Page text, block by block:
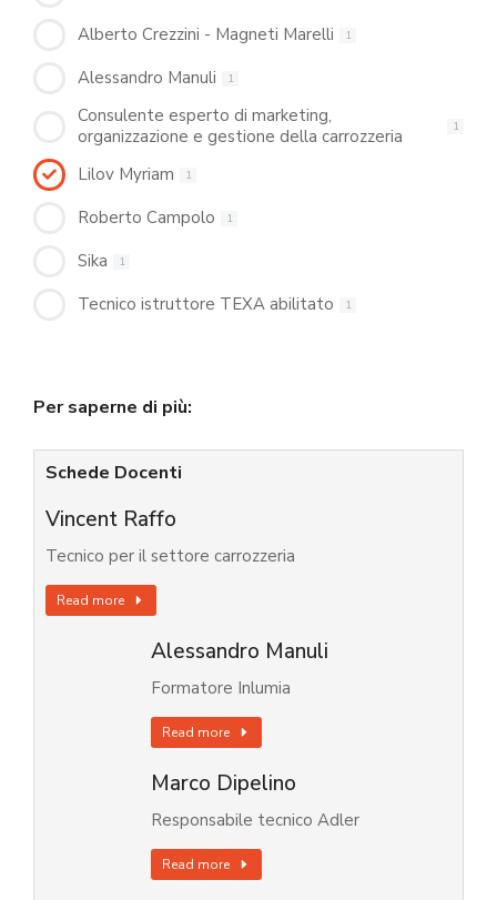
Alberto Crezzini - Magneti Marelli
1
Alessandro Manuli 1
Consulente esperto di marketing,
organizzazione e gestione della carrozzeria
1
Lilov Myriam 1
Roberto Campolo 1
Sika 1
Tecnico istruttore TEXA abilitato 1
Per saperne di più:
Schede Docenti
Vincent Raffo
Tecnico per il settore carrozzeria
Read more
Alessandro Manuli
Formatore Inlumia
Read more
Marco Dipelino
Responsabile tecnico Adler
Read more